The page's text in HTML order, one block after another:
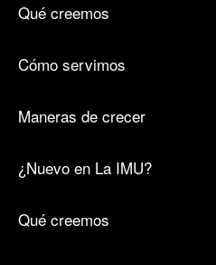
Qué creemos
Cómo servimos
Maneras de crecer
¿Nuevo en La IMU?
Qué creemos